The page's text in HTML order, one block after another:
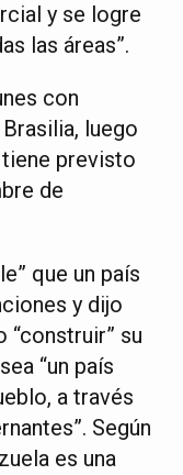
y se logre
las áreas”.
con
luego
previsto
de
que un país
y dijo
“construir” su
“un país
a través
Según
es una